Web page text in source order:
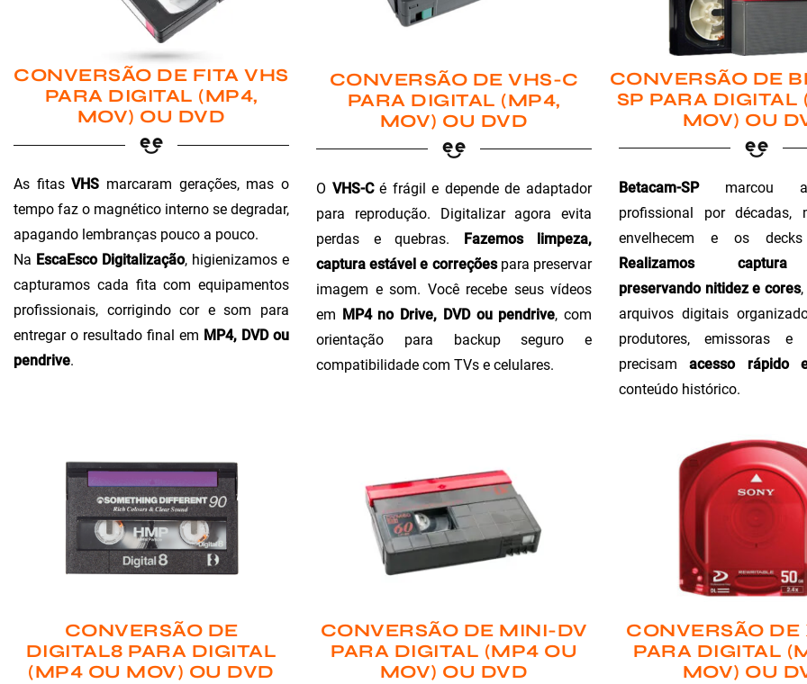
CONVERSÃO DE FITA VHS
PARA DIGITAL (MP4,
MOV) OU DVD
As fitasVHS marcaram gerações, mas o
tempo faz o magnético interno se degradar,
apagando lembranças pouco a pouco.
Na EscaEsco Digitalização, higienizamos e
capturamos cada fita com equipamentos
profissionais, corrigindo cor e som para
entregar o resultado final em MP4, DVD ou
pendrive.
CONVERSÃO DE VHS-C
PARA DIGITAL (MP4,
MOV) OU DVD
O VHS-Cé frágil e depende de adaptador
para reprodução. Digitalizar agora evita
perdas e quebras. Fazemos limpeza,
captura estável e correçõespara preservar
imagem e som. Você recebe seus vídeos
em MP4 no Drive, DVD ou pendrive, com
orientação para backup seguro e
compatibilidade com TVs e celulares.
CONVERSÃO DE
SP PARA DIGITAL
MOV) OU
Betacam-SPmarcou a
profissional por
envelhecem e os
Realizamos captura
preservando nitidez e cores
arquivos digitais
produtores, emissoras e
precisamacesso rápido
conteúdo histórico.
CONVERSÃO DE
DIGITAL8 PARA DIGITAL
(MP4 OU MOV) OU DVD
CONVERSÃO DE MINI-DV
PARA DIGITAL (MP4 OU
MOV) OU DVD
CONVERSÃO
PARA DIGITAL
MOV) OU